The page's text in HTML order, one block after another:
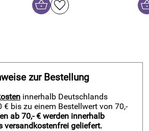
zur Bestellung
innerhalb Deutschlands
€ bis zu einem Bestellwert von 70,-
ab 70,- € werden innerhalb
versandkostenfrei geliefert.